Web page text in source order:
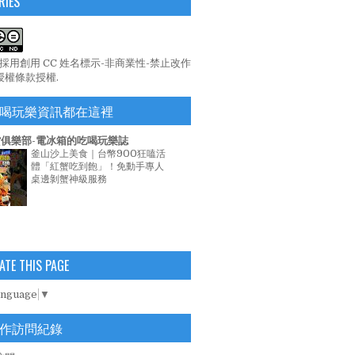
用創用 CC 姓名標示-非商業性-禁止改作
權條款授權.
玩樂資訊都在這裡
樂部-電冰箱的吃喝玩樂誌
釜山沙上美食｜台幣900狂嗑活
體「紅蟹吃到飽」！免動手專人
桌邊剝蟹神級服務
THIS PAGE
▼
訪問紀錄